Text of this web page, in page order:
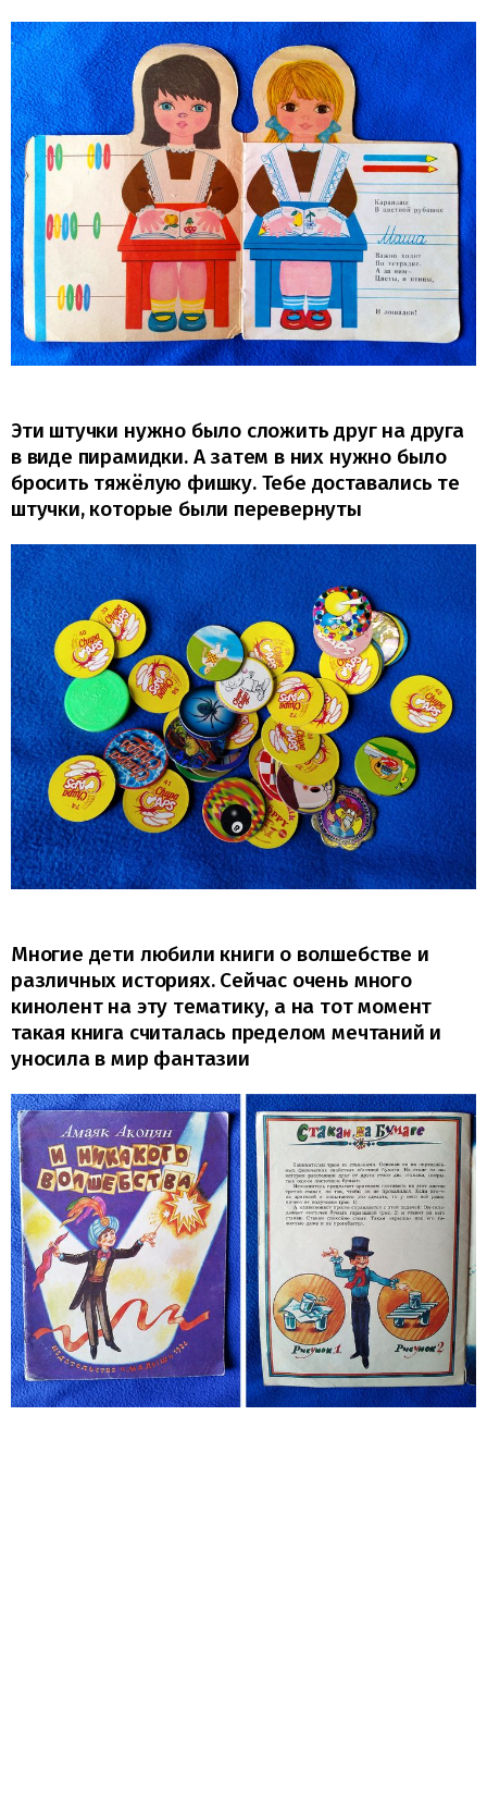
Эти штучки нужно было сложить друг на друга
в виде пирамидки. А затем в них нужно было
бросить тяжёлую фишку. Тебе доставались те
штучки, которые были перевернуты
Многие дети любили книги о волшебстве и
различных историях. Сейчас очень много
кинолент на эту тематику, а на тот момент
такая книга считалась пределом мечтаний и
уносила в мир фантазии